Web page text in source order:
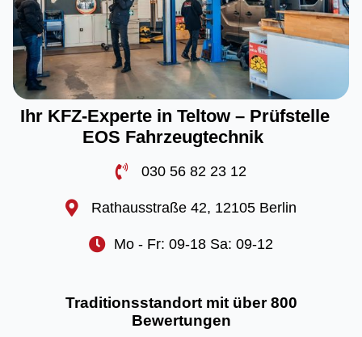
Ihr KFZ-Experte in Teltow – Prüfstelle
EOS Fahrzeugtechnik
030 56 82 23 12
Rathausstraße 42, 12105 Berlin
Mo - Fr: 09-18 Sa: 09-12
Traditionsstandort mit über 800
Bewertungen